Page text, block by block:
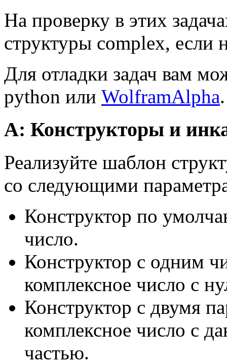
На проверку в этих
структуры complex, если
Для отладки задач вам
python или WolframAlpha.
A: Конструкторы и
Реализуйте шаблон
со следующими
Конструктор по
число.
Конструктор с одним
комплексное число с
Конструктор с двумя
комплексное число с
частью.